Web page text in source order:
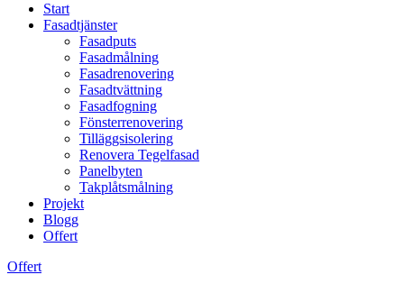
Start
Fasadtjänster
Fasadputs
Fasadmålning
Fasadrenovering
Fasadtvättning
Fasadfogning
Fönsterrenovering
Tilläggsisolering
Renovera Tegelfasad
Panelbyten
Takplåtsmålning
Projekt
Blogg
Offert
Offert